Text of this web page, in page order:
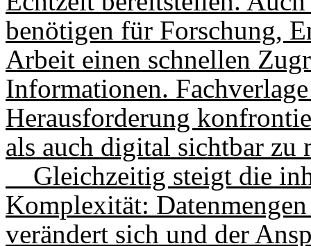
benötigen für Forschung,
Arbeit einen schnellen
Informationen.
Herausforderung
als auch digital sichtbar zu
Gleichzeitig steigt die
Komplexität:
verändert sich und der